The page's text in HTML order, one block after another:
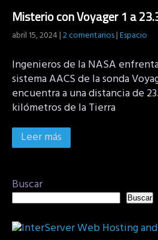
Misterio con Voyager 1 a
abril 15, 2024|2 comentarios|Espacio
Ingenieros de la NASA
sistema AACS de la sonda
encuentra a una distancia de
kilómetros de la Tierra
Leer más
Buscar
Buscar